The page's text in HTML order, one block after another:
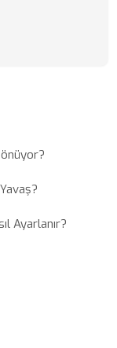
Ayarlanır?